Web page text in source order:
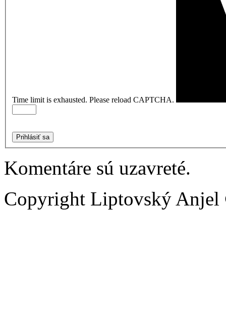
Time limit is exhausted. Please reload CAPTCHA.
Prihlásiť sa
Komentáre sú uzavreté.
Copyright Liptovský Anjel